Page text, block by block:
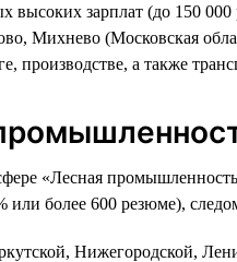
высоких зарплат (до 150
Михнево (Московская
а также
«Лесная
более 600 резюме),
Нижегородской,